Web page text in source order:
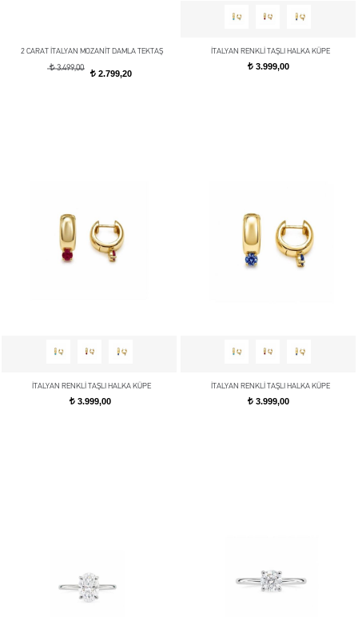
2 CARAT İTALYAN MOZANİT DAMLA TEKTAŞ
t3.499,00
t2.799,20
İTALYAN RENKLİ TAŞLI HALKA KÜPE
t 3.999,00
İTALYAN RENKLİ TAŞLI HALKA KÜPE
t3.999,00
İTALYAN RENKLİ TAŞLI HALKA KÜPE
t 3.999,00